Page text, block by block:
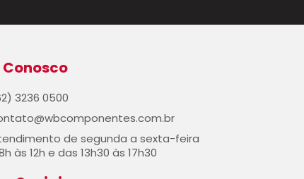
Conosco
3236 0500
de segunda a sexta-feira
às 12h e das 13h30 às 17h30